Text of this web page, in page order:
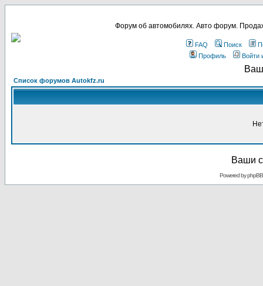
Форум об автомобилях. Авто форум.
FAQ Поиск
Профиль
Войти
Список форумов Autokfz.ru
Ваши
Powered byphpBB